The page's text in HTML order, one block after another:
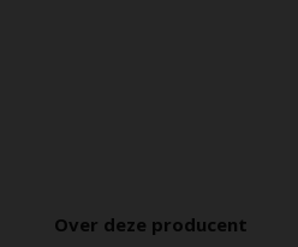
Over deze producent